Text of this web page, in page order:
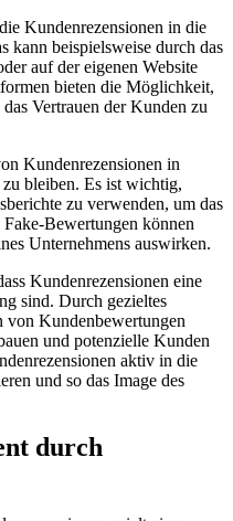
Kundenrezensionen in die
kann beispielsweise durch das
auf der eigenen Website
bieten die Möglichkeit,
Vertrauen der Kunden zu
Kundenrezensionen in
zu bleiben. Es ist wichtig,
zu verwenden, um das
Bewertungen können
Unternehmens auswirken.
Kundenrezensionen eine
sind. Durch gezieltes
von Kundenbewertungen
und potenzielle Kunden
aktiv in die
und so das Image des
durch